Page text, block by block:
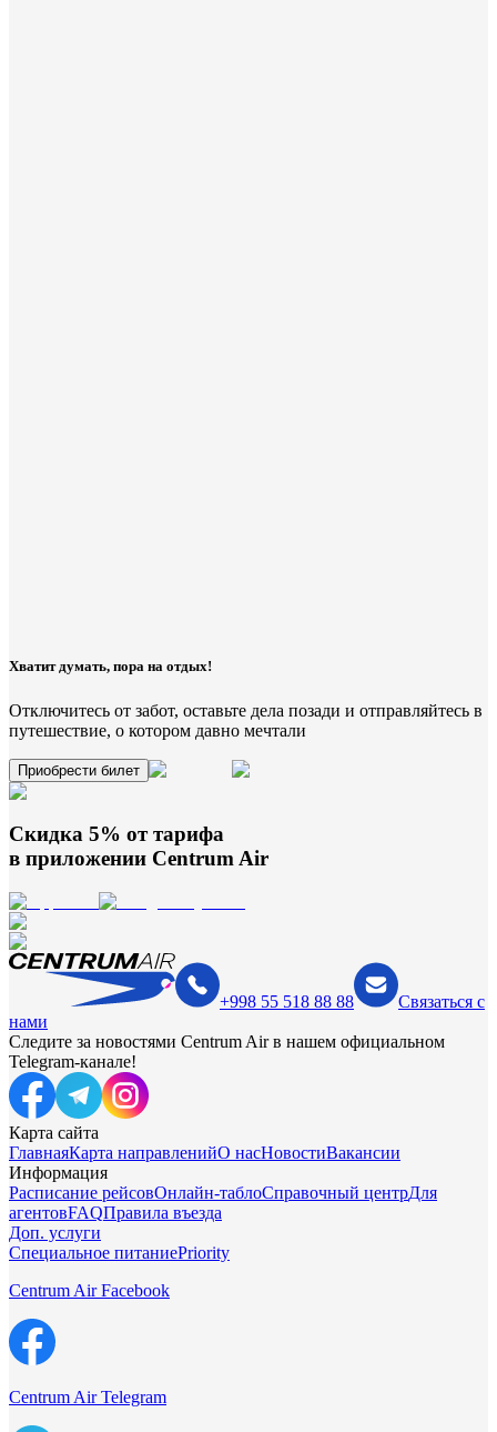
Хватит думать, пора на отдых!
Отключитесь от забот, оставьте дела позади и отправляйтесь в
путешествие, о котором давно мечтали
Приобрести билет
Скидка 5% от тарифа
в приложении Centrum Air
+998 55 518 88 88
Связаться с
нами
Следите за новостями Centrum Air в нашем официальном
Telegram-канале!
Карта сайта
ГлавнаяКарта направленийО насНовостиВакансии
Информация
Расписание рейсовОнлайн-таблоСправочный центрДля
агентовFAQПравила въезда
Доп. услуги
Специальное питаниеPriority
Centrum Air Facebook
Centrum Air Telegram